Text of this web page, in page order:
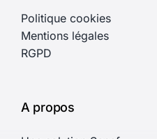
Politique cookies
Mentions légales
RGPD
A propos